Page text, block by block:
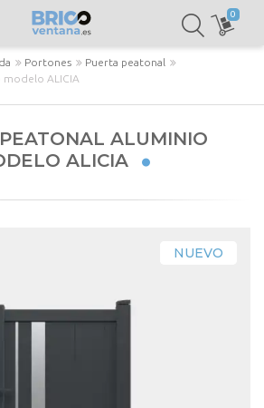
0
Portones
Puerta peatonal
ALICIA
ALUMINIO
ALICIA
NUEVO
NUEVO